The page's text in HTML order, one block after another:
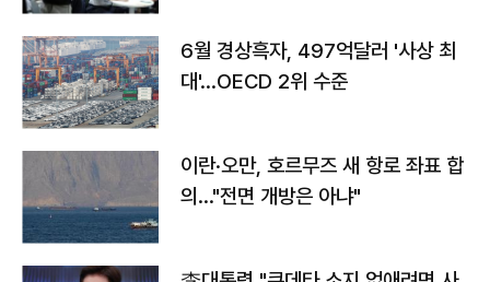
6월 경상흑자, 497억달러 '사상 최
대'…OECD 2위 수준
이란·오만, 호르무즈 새 항로 좌표 합
의…"전면 개방은 아냐"